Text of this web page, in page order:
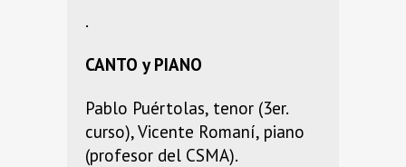
.
CANTO y PIANO
Pablo Puértolas, tenor (3er.
curso), Vicente Romaní, piano
(profesor del CSMA).